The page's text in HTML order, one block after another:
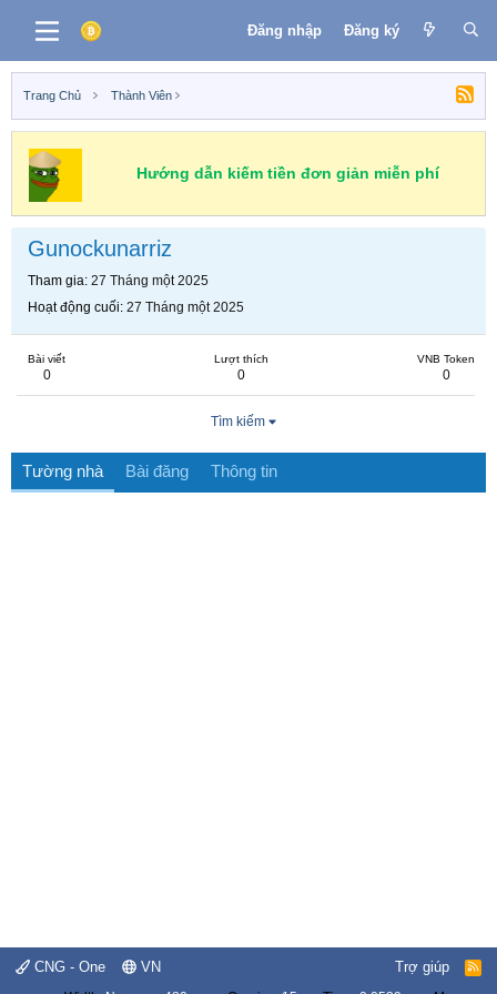
Đăng nhập Đăng ký
Trang Chủ Thành Viên
Hướng dẫn kiếm tiền đơn giản miễn phí
Gunockunarriz
Tham gia 27 Tháng một 2025
Hoạt động cuối 27 Tháng một 2025
Bài viết
0
Lượt thích
0
VNB Token
0
Tìm kiếm
Tường nhà Bài đăng Thông tin
CNG - One VN Trợ giúp
R